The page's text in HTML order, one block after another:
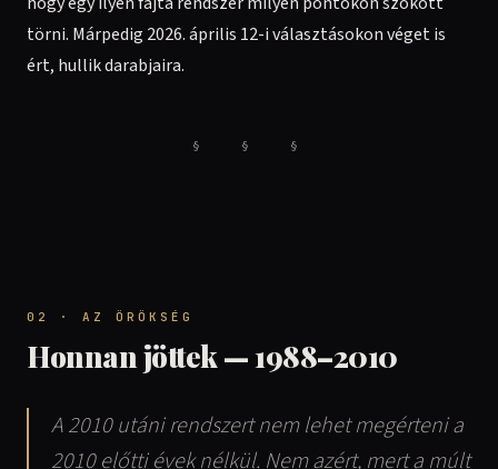
törni. Márpedig 2026. április 12-i választásokon véget is
ért, hullik darabjaira.
§ § §
02 · AZ ÖRÖKSÉG
Honnan jöttek — 1988–2010
A 2010 utáni rendszert nem lehet megérteni a
2010 előtti évek nélkül. Nem azért, mert a múlt